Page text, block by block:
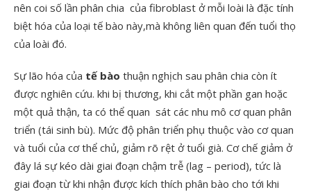
nên coi số lần phân chia của fibroblast ở mỗi loài là đặc tính
biệt hóa của loại tế bào này,mà không liên quan đến tuổi thọ
của loài đó.
Sự lão hóa của tế bào thuận nghịch sau phân chia còn ít
được nghiên cứu. khi bị thương, khi cắt một phần gan hoặc
một quả thận, ta có thể quan sát các nhu mô cơ quan phân
triển (tái sinh bù). Mức độ phân triển phụ thuộc vào cơ quan
và tuổi của cơ thể chủ, giảm rõ rệt ở tuổi già. Cơ chế giảm ở
đây lá sự kéo dài giai đoạn chậm trễ (lag – period), tức là
giai đoạn từ khi nhận được kích thích phân bào cho tới khi